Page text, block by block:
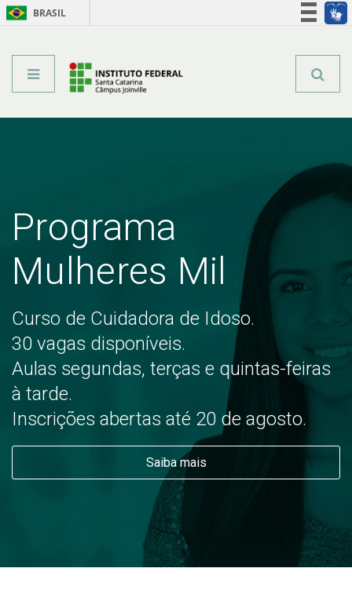
BRASIL
Programa
Mulheres Mil
Curso de Cuidadora de Idoso.
30 vagas disponíveis.
Aulas segundas, terças e quintas-feiras
à tarde.
Inscrições abertas até 20 de agosto.
Saiba mais